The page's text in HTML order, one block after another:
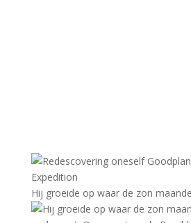
Hij groeide op waar de zon